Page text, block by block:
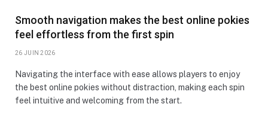
Smooth navigation makes the best online pokies
feel effortless from the first spin
26 JUIN 2026
Navigating the interface with ease allows players to enjoy
the best online pokies without distraction, making each spin
feel intuitive and welcoming from the start.